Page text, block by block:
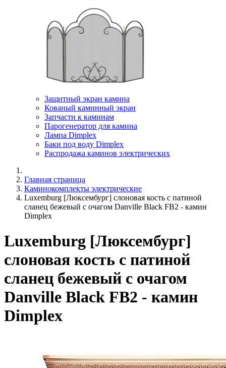
Защитный экран камина
Кованый каминный экран
Запчасти к каминам
Парогенератор для камина
Лампа Dimplex
Баки под воду Dimplex
Распродажа каминов электрических
Главная страница
Каминокомплекты электрические
Luxemburg [Люксембург] слоновая кость с патиной
сланец бежевый с очагом Danville Black FB2 - камин
Dimplex
Luxemburg [Люксембург]
слоновая кость с патиной
сланец бежевый с очагом
Danville Black FB2 - камин
Dimplex